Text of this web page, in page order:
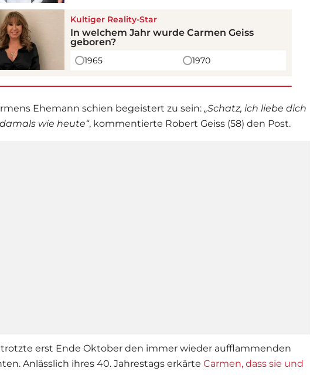
Kultiger Reality-Star
In welchem Jahr wurdeCarmen Geiss
geboren?
1965 1970
Ehemann schien begeistert zu sein: „Schatz, ich liebe dich
wie heute“, kommentierte Robert Geiss (58) den Post.
trotzte erst Ende Oktober den immer wieder aufflammenden
Anlässlich ihres 40. Jahrestags erkärte Carmen, dass sie und